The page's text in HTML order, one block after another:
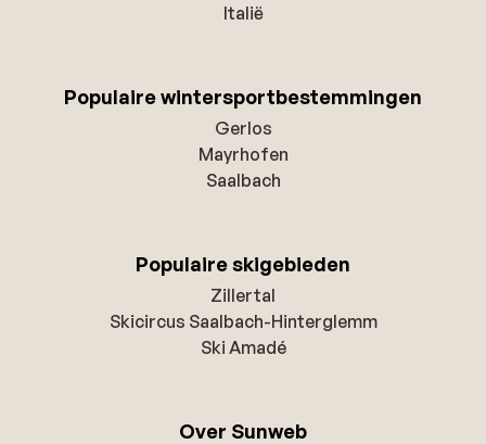
Italië
Populaire wintersportbestemmingen
Gerlos
Mayrhofen
Saalbach
Populaire skigebieden
Zillertal
Skicircus Saalbach-Hinterglemm
Ski Amadé
Over Sunweb